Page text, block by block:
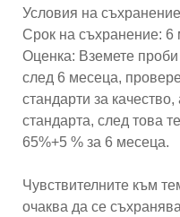
Условия на
Срок на съхранение: 6
Оценка: Вземете
след 6 месеца,
стандарти за
стандарта, след това
65%+5 % за 6 месеца.
Чувствителните към
очаква да се